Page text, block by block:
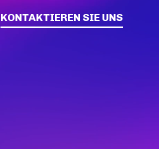
KONTAKTIEREN SIE UNS